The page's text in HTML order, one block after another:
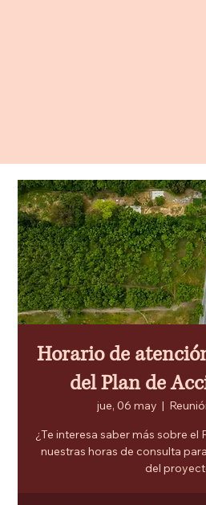
Horario de
del Plan de
jue, 06 may
  |
¿Te interesa saber más sobre el
nuestras horas de consulta
del